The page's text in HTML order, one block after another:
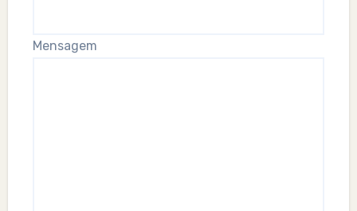
Mensagem